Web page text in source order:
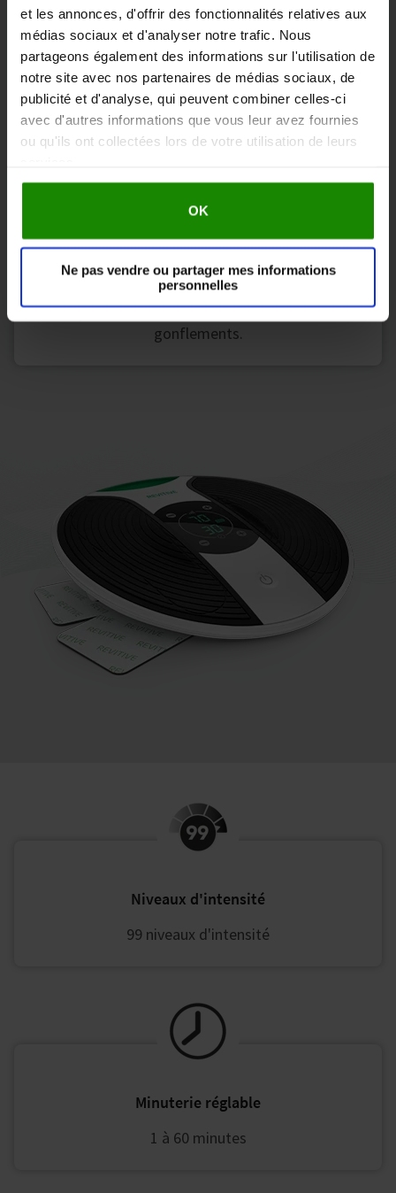
et les annonces, d'offrir des fonctionnalités relatives aux
médias sociaux et d'analyser notre trafic. Nous
partageons également des informations sur l'utilisation de
notre site avec nos partenaires de médias sociaux, de
publicité et d'analyse, qui peuvent combiner celles-ci
avec d'autres informations que vous leur avez fournies
ou qu'ils ont collectées lors de votre utilisation de leurs
OK
Ne pas vendre ou partager mes informations
personnelles
arthritiques, articulaires, musculaires et
névralgiques dans les pieds, les jambes et les
genoux.
Programme Medic
Son Programme Medic conçu avec notre forme
d'onde brevetée augmente significativement le
flux sanguin riche en oxygène aux jambes et aux
pieds pour combattre les douleurs et réduire les
gonflements.
Niveaux d'intensité
99 niveaux d'intensité
Minuterie réglable
1 à 60 minutes